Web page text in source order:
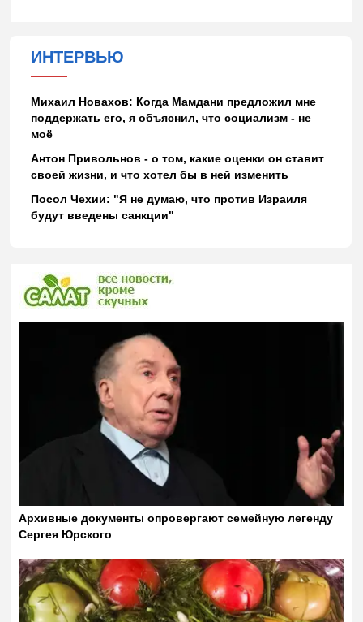
ИНТЕРВЬЮ
Михаил Новахов: Когда Мамдани предложил мне
поддержать его, я объяснил, что социализм - не
моё
Антон Привольнов - о том, какие оценки он ставит
своей жизни, и что хотел бы в ней изменить
Посол Чехии: "Я не думаю, что против Израиля
будут введены санкции"